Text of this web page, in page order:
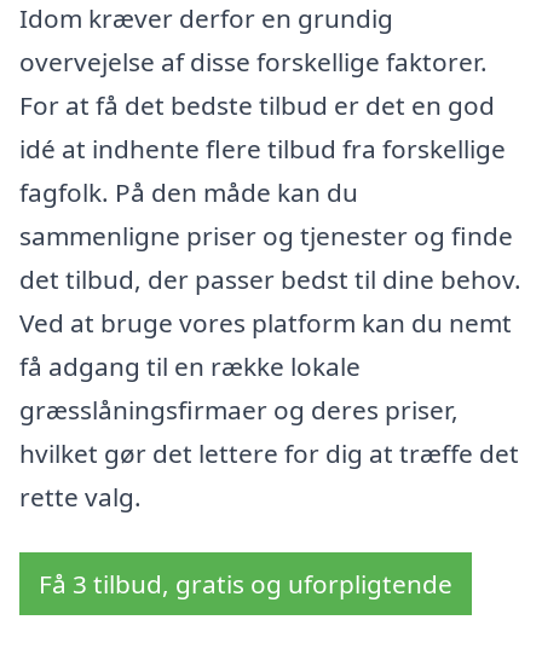
Idom kræver derfor en grundig
overvejelse af disse forskellige faktorer.
For at få det bedste tilbud er det en god
idé at indhente flere tilbud fra forskellige
fagfolk. På den måde kan du
sammenligne priser og tjenester og finde
det tilbud, der passer bedst til dine behov.
Ved at bruge vores platform kan du nemt
få adgang til en række lokale
græsslåningsfirmaer og deres priser,
hvilket gør det lettere for dig at træffe det
rette valg.
Få 3 tilbud, gratis og uforpligtende